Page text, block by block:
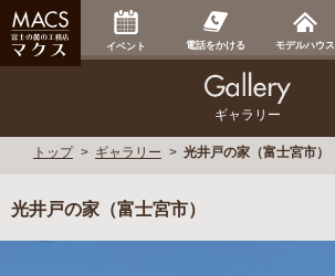
イベント 電話をかける モデルハウス
ギャラリー
トップ ギャラリー 光井戸の家（富士宮市）
光井戸の家（富士宮市）